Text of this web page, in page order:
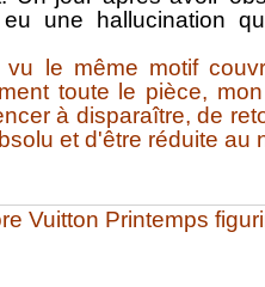
une hallucination
l e même motif
toute le pièce,
à disparaître, de
et d'être réduite au